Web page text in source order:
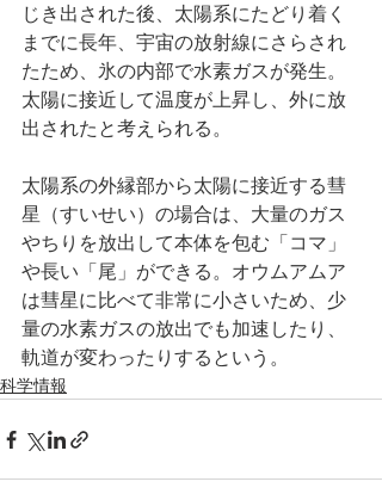
じき出された後、太陽系にたどり着く
までに長年、宇宙の放射線にさらされ
たため、氷の内部で水素ガスが発生。
太陽に接近して温度が上昇し、外に放
出されたと考えられる。
太陽系の外縁部から太陽に接近する彗
星（すいせい）の場合は、大量のガス
やちりを放出して本体を包む「コマ」
や長い「尾」ができる。オウムアムア
は彗星に比べて非常に小さいため、少
量の水素ガスの放出でも加速したり、
軌道が変わったりするという。
科学情報